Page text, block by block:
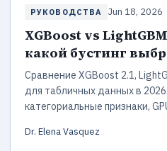
РУКОВОДСТВА Jun 18, 2026
XGBoost vs
какой бустинг
Сравнение XGBoost 2.1,
для табличных данных в
категориальные признаки,
Dr. Elena Vasquez